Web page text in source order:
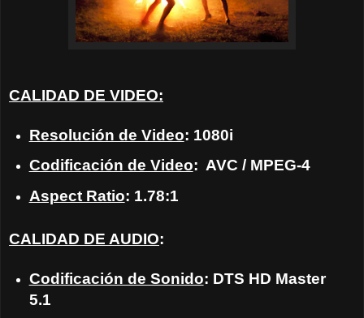
CALIDAD DE VIDEO:
Resolución de Video: 1080i
Codificación de Video: AVC / MPEG-4
Aspect Ratio: 1.78:1
CALIDAD DE AUDIO:
Codificación de Sonido: DTS HD Master
5.1